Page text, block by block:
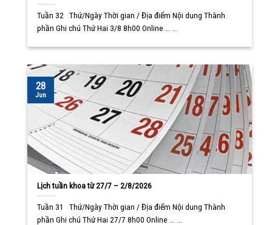
Tuần 32 Thứ/Ngày Thời gian / Địa điểm Nội dung Thành
phần Ghi chú Thứ Hai 3/8 8h00 Online ... ...
Lịch tuần khoa từ 27/7 – 2/8/2026
Tuần 31 Thứ/Ngày Thời gian / Địa điểm Nội dung Thành
phần Ghi chú Thứ Hai 27/7 8h00 Online ... ...
28
Jun